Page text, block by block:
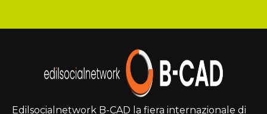
Edilsocialnetwork B-CAD la fiera internazionale di